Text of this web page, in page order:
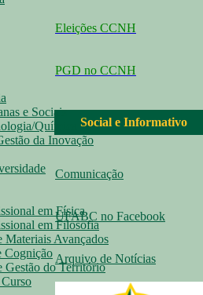
e Sociais
Química
da Inovação
em Física
em Filosofia
Materiais Avançados
Cognição
Gestão do Território
Eleições CCNH
PGD no CCNH
Social e Informativo
Comunicação
UFABC no Facebook
Arquivo de Notícias